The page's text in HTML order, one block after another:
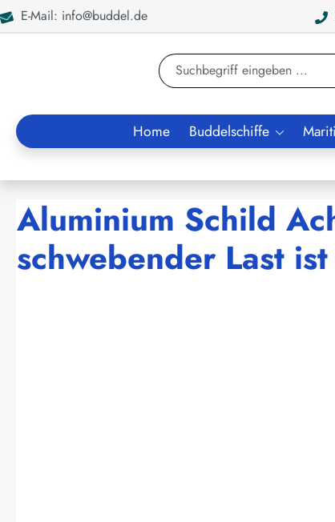
Zur Suche springen
E-Mail: info@buddel.de
Home Buddelschiffe
Aluminium Schild
schwebender Last